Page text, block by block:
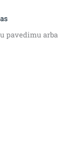
pavedimu arba